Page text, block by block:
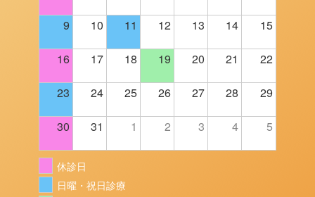
9 10 11 12 13 14 15
16 17 18 19 20 21 22
23 24 25 26 27 28 29
30 31 1 2 3 4 5
休診日
日曜・祝日診療